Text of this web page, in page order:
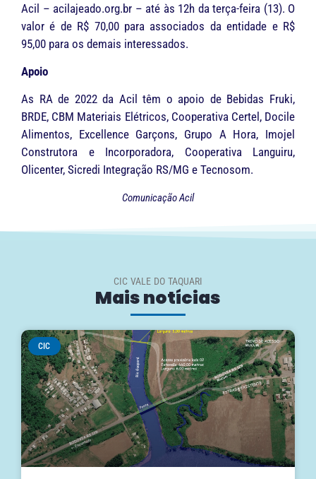
Acil – acilajeado.org.br – até às 12h da terça-feira (13). O
valor é de R$ 70,00 para associados da entidade e R$
95,00 para os demais interessados.
Apoio
As RA de 2022 da Acil têm o apoio de Bebidas Fruki,
BRDE, CBM Materiais Elétricos, Cooperativa Certel, Docile
Alimentos, Excellence Garçons, Grupo A Hora, Imojel
Construtora e Incorporadora, Cooperativa Languiru,
Olicenter, Sicredi Integração RS/MG e Tecnosom.
Comunicação Acil
CIC VALE DO TAQUARI
Mais notícias
CIC